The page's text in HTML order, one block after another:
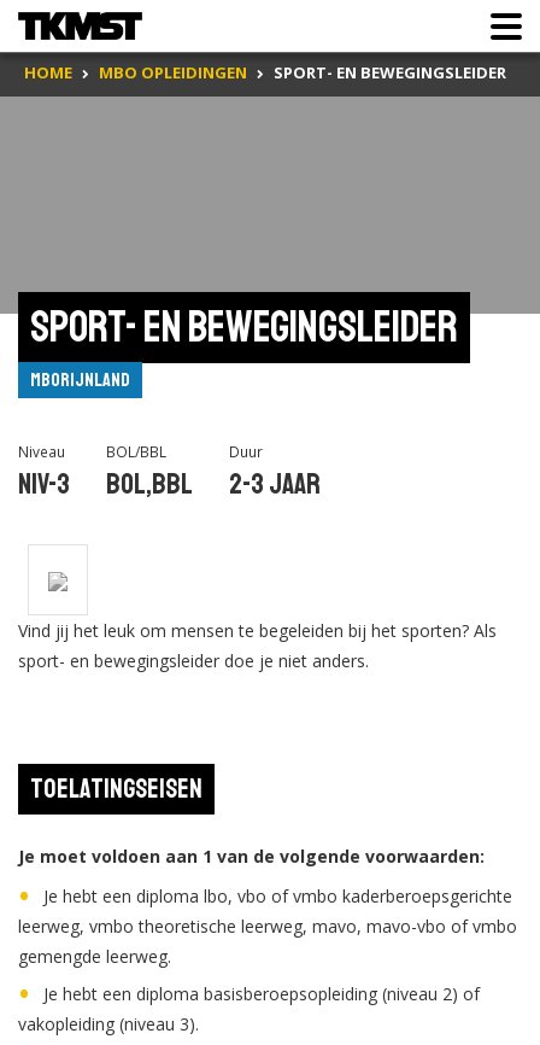
HOME MBO OPLEIDINGEN SPORT- EN BEWEGINGSLEIDER
Sport- en bewegingsleider
mboRijnland
Niveau
Niv-3
BOL/BBL
BOL,BBL
Duur
2-3 jaar
Vind jij het leuk om mensen te begeleiden bij het sporten? Als
sport- en bewegingsleider doe je niet anders.
Toelatingseisen
Je moet voldoen aan 1 van de volgende voorwaarden:
Je hebt een diploma lbo, vbo of vmbo kaderberoepsgerichte
leerweg, vmbo theoretische leerweg, mavo, mavo-vbo of vmbo
gemengde leerweg.
Je hebt een diploma basisberoepsopleiding (niveau 2) of
vakopleiding (niveau 3).